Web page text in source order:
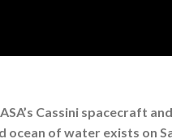
Cassini spacecraft
ocean of water exists on